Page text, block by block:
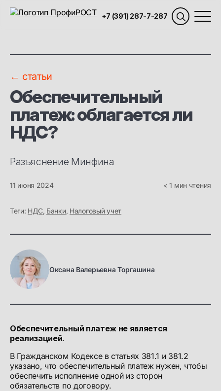
+7 (391) 287-7-287
← статьи
Обеспечительный
платеж: облагается ли
НДС?
Разъяснение Минфина
11 июня 2024 < 1 мин чтения
Теги: НДС, Банки, Налоговый учет
Обеспечительный платеж не является
реализацией.
В Гражданском Кодексе в статьях 381.1 и 381.2
указано, что обеспечительный платеж нужен, чтобы
обеспечить исполнение одной из сторон
обязательств по договору.
Оксана Валерьевна Торгашина